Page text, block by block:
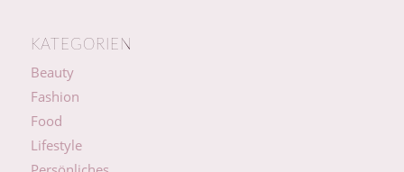
KATEGORIEN
Beauty
Fashion
Food
Lifestyle